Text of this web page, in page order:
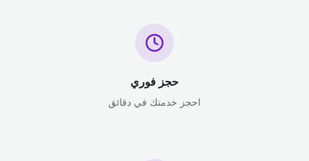
حجز فوري
احجز خدمتك في دقائق